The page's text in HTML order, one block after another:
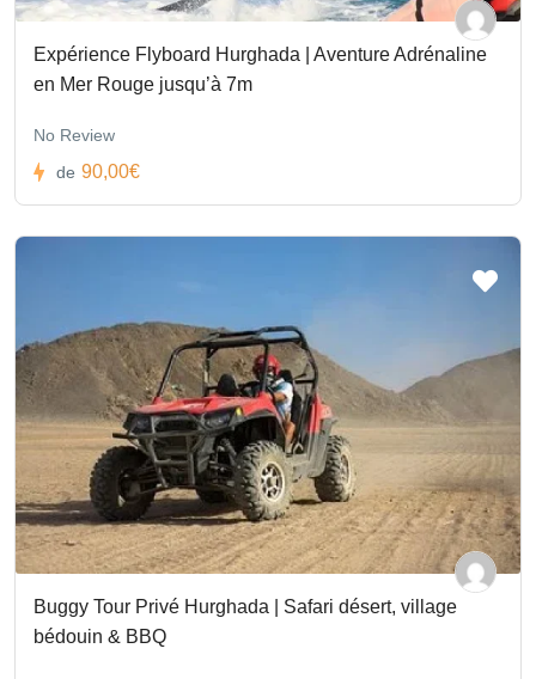
Expérience Flyboard Hurghada | Aventure Adrénaline
en Mer Rouge jusqu’à 7m
No Review
de 90,00€
Buggy Tour Privé Hurghada | Safari désert, village
bédouin & BBQ